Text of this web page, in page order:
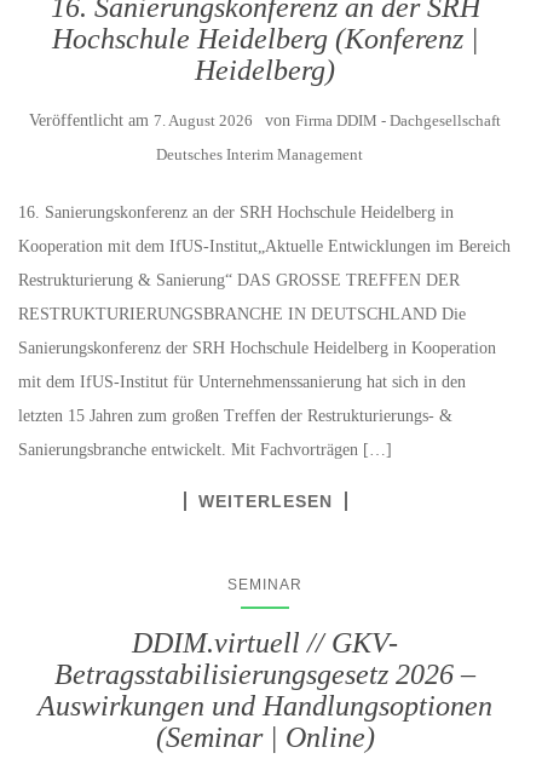
16. Sanierungskonferenz an der SRH
Hochschule Heidelberg (Konferenz |
Heidelberg)
Veröffentlicht am 7. August 2026 von Firma DDIM - Dachgesellschaft
Deutsches Interim Management
16. Sanierungskonferenz an der SRH Hochschule Heidelberg in
Kooperation mit dem IfUS-Institut„Aktuelle Entwicklungen im Bereich
Restrukturierung & Sanierung“ DAS GROSSE TREFFEN DER
RESTRUKTURIERUNGSBRANCHE IN DEUTSCHLAND Die
Sanierungskonferenz der SRH Hochschule Heidelberg in Kooperation
mit dem IfUS-Institut für Unternehmenssanierung hat sich in den
letzten 15 Jahren zum großen Treffen der Restrukturierungs- &
Sanierungsbranche entwickelt. Mit Fachvorträgen […]
WEITERLESEN
SEMINAR
DDIM.virtuell // GKV-
Betragsstabilisierungsgesetz 2026 –
Auswirkungen und Handlungsoptionen
(Seminar | Online)